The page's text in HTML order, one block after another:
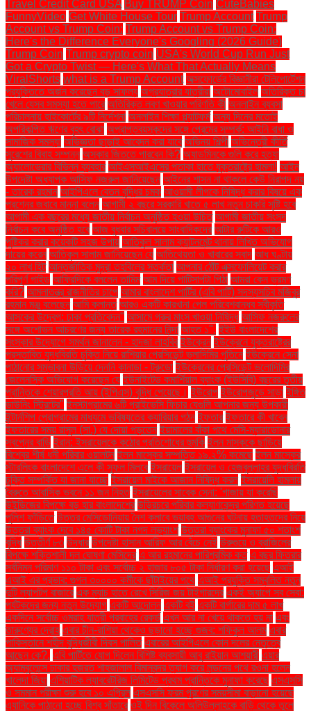
Travel Credit Card USA Buy TRUMP Coin CuteBabies
FunnyVideo Get White House Tour Trump Account Trump
Account vs Trump Coin: Trump Account vs Trump Coin:
Here's the Difference Everyone's Googling (2026 Guide)
Trump Coin Trump crypto coin USA's World Cup Run Just
Got a Crypto Twist — Here's What That Actually Means
ViralShorts what is a Trump Account অক্সফোর্ডের বিজ্ঞানীরা টেলিপোর্টেশন
প্রযুক্তিতে অর্জন করেছেন বড় সাফল্য অগ্রযাত্রার যাত্রীরা অটোমোবাইল অতিরিক্ত চা
খেলে যেসব সমস্যা হতে পারে অতিরিক্ত লবণ খাওয়ার পরিণতি কী অনলাইন ব্যবসা
পরিচালনায় হাইকোর্টের ৯টি নির্দেশনা অনলাইন শিক্ষা প্ল্যাটফর্ম অন্য দিনের মতোই
অপরিকল্পিত ঋণের বৃহৎ বোঝা অপ্রাপ্তবয়স্কদের সঙ্গে প্রেমের সম্পর্ক: আইনি বাধা ও
সামাজিক সমস্যা অভিজ্ঞতা ছাড়াই আবেদন করা যাবে অভিনয় শিল্পী অভিনেত্রী কীর্তি
সুরেশের বিবাহ সম্পন্ন অস্কার জিততে পারবেন কি? অ্যাডমিনকে গুলি করে হত্যা
অ্যালোভেরার বিভিন্ন ব্যবহার আইএসআইএসের পতাকা হাতে যুক্তরাষ্ট্রে হামলা! আইন
উপদেষ্টা অধ্যাপক আসিফ নজরুল জানিয়েছেন আইনের শাসন না থাকলে কেউ নিরাপদ নয়
- তারেক রহমান আইপিএলে বেতন বৃদ্ধির চমক আওয়ামী লীগকে নিষিদ্ধ করার বিষয়ে এক
প্রশ্নের জবাবে মান্না বলেন আগামী ২ বছরে সরকারি খাতে ৫ লাখ নতুন চাকরি সৃষ্টি হবে
আগামী এক বছরের মধ্যে জাতীয় নির্বাচন অনুষ্ঠিত হওয়া উচিত আগামী জাতীয় সংসদ
নির্বাচন কবে অনুষ্ঠিত হবে আজ বুধবার সচিবালয়ে সাংবাদিকদের আটার রুটিকে আরও
পুষ্টিকর করার কয়েকটি সহজ উপায় আতিকুল সালাম ক্যান্টনমেন্ট থানায় লিখিত অভিযোগ
দায়ের করেন আতিকুল সালাম জানিয়েছেন যে আতিথেয়তা ও খাবারের স্বাদ আধ ঘণ্টায়
২০ লাখ হিট আন্তর্জাতিক মুদ্রা তহবিলের সতর্কতা আপনার ঠোঁট এক্সফোলিয়েট করার
পরিপূর্ণ গাইড আফ্রিদিকে বললেন তামিম আম দিয়ে পাটিসাপটা পিঠা আমরা কেন ভ্রমণ
করি? আমলাতন্ত্র রাজনীতির চাপে আমার বাংলাদেশ পার্টির (এবি পার্টি) সদস্যসচিব মজিবুর
রহমান মঞ্জু বলেছেন আমি ক্লান্ত আরও একটি কারখানা পেল পরিবেশবান্ধব স্বীকৃতি
আসকের উদ্বেগ: ঢাকা প্রতিবেদন" আসামে গরুর মাংস খাওয়া নিষিদ্ধ আসিফ নজরুলের
সঙ্গে অশোভন আচরণের জন্য তারেক রহমানের নিন্দা আহত ১". ইইউ বাংলাদেশের
সংস্কার উদ্যোগে সমর্থন জানালেন - হাদজা লাহবিব ইউক্রেন ইউক্রেনে যুক্তরাষ্ট্রের
প্রস্তাবিত যুদ্ধবিরতি চুক্তি নিয়ে রাশিয়ার প্রেসিডেন্ট ভ্লাদিমির পুতিনে ইউক্রেনে সেনা
পাঠানোর সম্ভাবনা উড়িয়ে দেননি কানাডা - ট্রুডো ইউক্রেনের প্রেসিডেন্ট ভলোদিমির
জেলেনস্কি অভিযোগ করেছেন যে ইউনাইটেড কমার্শিয়াল ব্যাংক (ইউসিবি) বছরের তৃতীয়
প্রান্তিকে শেয়ারপ্রতি আয় (ইপিএস) বৃদ্ধি পেয়েছে। ইউরোপ ইউরোপজুড়ে সাড়া ইঙ্গিত
ডাউনিং স্ট্রিটের" ইনস্টাগ্রামের ৬টি প্রাইভেসি ফিচার যেগুলি আপনার জন্য উপকারী
ইন্টার্নশিপ প্রোগ্রামের মাধ্যমে ভবিষ্যতের ক্যারিয়ার গঠন ইফতার ইফতারে কী খাবেন
ইফতারের সময় রাসুল (সা.) যে দোয়া পড়তেন ইয়ামালের বাঁকা পথে মেসি-ম্যারাডোনার
স্বপ্নের বাড়ি ইরান: ইসরায়েলকে কঠোর প্রতিশোধের হুমকি ইলন মাস্ককে ছাড়িয়ে
বিশ্বের শীর্ষ ধনী পরিবার ওয়ালটন ইলন মাস্কের সম্পত্তি ১৯.২% কমেছে ইলন মাস্কের
স্টারলিংক বাংলাদেশে এলে কী সুফল মিলবে ইসরায়েল ইসরায়েল ও হেজবুল্লাহর যুদ্ধবিরতি
চুক্তি সম্পর্কিত যা জানা যাচ্ছে ইসরায়েল মাইকে আজান নিষিদ্ধ করল ইসরায়েলি হামলায়
বৈরুতে আবাসিক ভবনে ১১ জন নিহত ইসরায়েলের সাবেক সেনা: 'গাজায় যা করেছি
উইন্ডিজের বিপক্ষে বড় হার বাংলাদেশের উড়িরচরে পরিবার কল্যাণকেন্দ্র পরিণত হয়েছে
পুলিশ ফাঁড়িতে উত্তর মেসিডোনিয়ায় নৈশ ক্লাবে ভয়াবহ আগুনের ঘটনায় হতাহতদের নিয়ে
উত্তরা ব্যাংক দেবে ১৪৫ কোটি টাকা নগদ লভ্যাংশ উত্তরা ব্যাংকের মুনাফা ৫০ শতাংশ
বৃদ্ধি উত্তীর্ণ ৮৩ উদ্ধার উপদেষ্টা হাসান আরিফ আর বেঁচে নেই উরুগুয়ে ও ব্রাজিলের
বিপক্ষে শক্তিশালী দল ঘোষণা মেসিদের এ আর রহমানের পারিশ্রমিক কত এ বছর ফিতরার
সর্বনিম্ন পরিমাণ ১১০ টাকা এবং সর্বোচ্চ ২ হাজার ৮০৫ টাকা নির্ধারণ করা হয়েছে এআই
এআই এর প্রভাব: গুগল ৩০০০০ কর্মীকে ছাঁটাইয়ের পথে এআই প্রযুক্তি সম্বলিত নতুন
দুটি ল্যাপটপ বাজারে এক ম্যাচ হাতে রেখে সিরিজ জয় টাইগারদের একই অ্যাপে সব সেবা:
পর্যটকদের জন্য নতুন উদ্যোগ একটি আন্দোলন একটি বই একটি বার্গারের দাম ৫ লাখ
একদিনে সর্বোচ্চ ওমরাহ যাত্রী প্রবাহের রেকর্ড এখন আর না খেয়ে থাকতে হয় না এবং
তারুণ্যের দ্রোহ এবার চীন-রাশিয়া থেকেও ছড়ানো হচ্ছে গুজব: শফিকুল আলম এবার
পাকিস্তানে শহীদ বুদ্ধিজীবী দিবস পালিত এবারের আইপিএলে কোন দলের নেতৃত্বে
আছেন কে?. এবি পার্টিতে যোগ দিলেন বিশিষ্ট ব্যবসায়ী আবু রাইয়ান আশয়ারী এয়ার
অ্যাম্বুলেন্সে ঢাকার হজরত শাহজালাল বিমানবন্দর ত্যাগ করে লন্ডনের পথে রওনা হলেন
খালেদা জিয়া এশিয়াটিক ল্যাবরেটরিজ লিমিটেড প্রথম প্রান্তিকে মুনাফা করেছে এসএসসি
ও সমমান পরীক্ষা শুরু হবে ১০ এপ্রিল এসএসসি ফরম পূরণের সময়সীমা বাড়ানো হয়েছে
এ্যানিকে পাঠানো হচ্ছে বিশ্ব সাঁতারে ওই দিন বিকেলে অলিউল্লাহকে বাড়ি থেকে তুলে